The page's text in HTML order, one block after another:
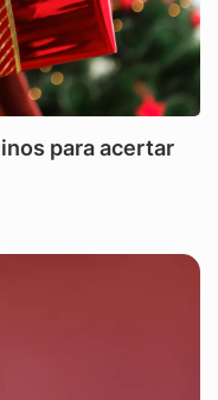
para acertar